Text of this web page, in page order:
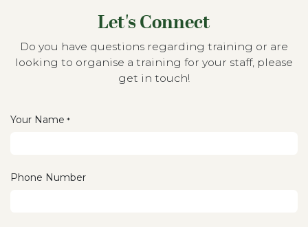
Let's Connect
Do you have questions regarding training or are
looking to organise a training for your staff, please
get in touch!
Your Name *
Phone Number